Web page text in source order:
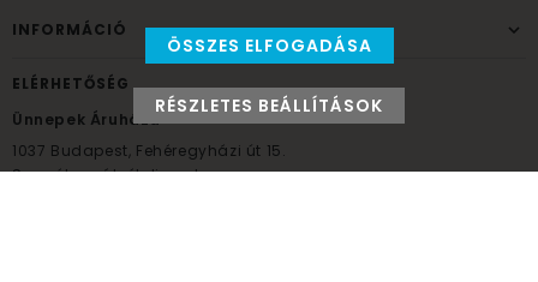
INFORMÁCIÓ
ELÉRHETŐSÉG
Ünnepek Áruháza
1037 Budapest, Fehéregyházi út 15.
Személyes átvételi pont
ÖSSZES ELFOGADÁSA
RÉSZLETES BEÁLLÍTÁSOK